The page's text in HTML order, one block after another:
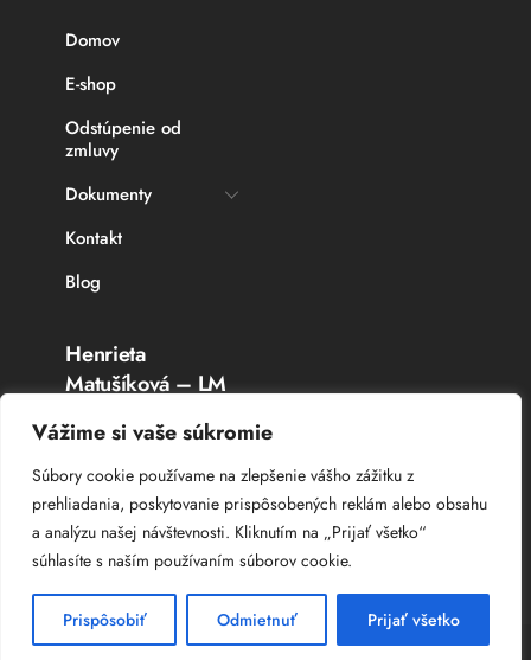
Vážime si vaše súkromie
Súbory cookie používame na zlepšenie vášho zážitku z
prehliadania, poskytovanie prispôsobených reklám alebo obsahu
a analýzu našej návštevnosti. Kliknutím na „Prijať všetko“
súhlasíte s naším používaním súborov cookie.
Prispôsobiť Odmietnuť Prijať všetko
Domov
E-shop
Odstúpenie od
zmluvy
Dokumenty
Kontakt
Blog
Henrieta
Matušíková – LM
Rybárske potreby
Topoľčany
IČO: 336 764 53
DIČ: 102 044 8385
© CopyrightWeb Studio – Tvorba web stránok2025